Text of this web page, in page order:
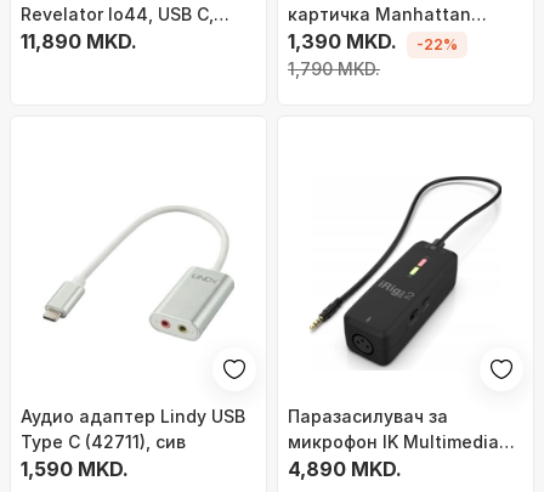
Revelator Io44, USB C,
влез за микрофон и
11,890 MKD.
картичка Manhattan
153560, USB A и USB C,
3.5mm, црна
1,390 MKD.
1,790 MKD.
-22%
Аудио адаптер Lindy USB
Type C (42711), сив
1,590 MKD.
Паразасилувач за
микрофон IK Multimedia
iRig Pre 2, пренослив, за
4,890 MKD.